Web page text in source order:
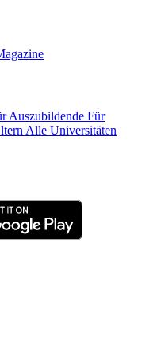
Auszubildende Für
Alle Universitäten